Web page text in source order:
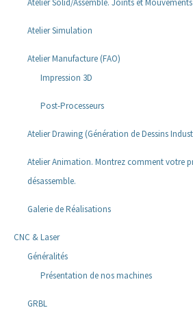
Atelier Simulation
Atelier Manufacture (FAO)
Impression 3D
Post-Processeurs
Atelier Drawing (Génération de Dessins
Atelier Animation. Montrez comment votre
désassemble.
Galerie de Réalisations
CNC & Laser
Généralités
Présentation de nos machines
GRBL